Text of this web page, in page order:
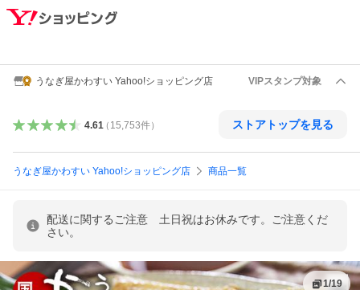
うなぎ屋かわすい Yahoo!ショッピング店 VIPスタンプ対象
4.61（ 15,753件） ストアトップを見る
うなぎ屋かわすい Yahoo!ショッピング店 商品一覧
配送に関するご注意 土日祝はお休みです。ご注意くだ
さい。
1/19